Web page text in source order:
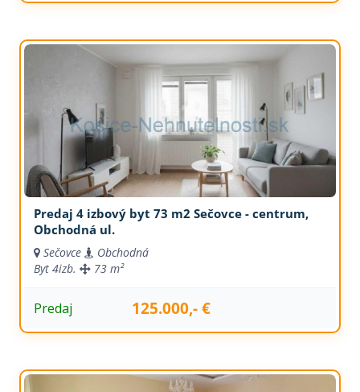
Predaj 4 izbový byt 73 m2 Sečovce - centrum,
Obchodná ul.
Sečovce
Obchodná
Byt 4izb. 73 m²
Predaj 125.000,- €